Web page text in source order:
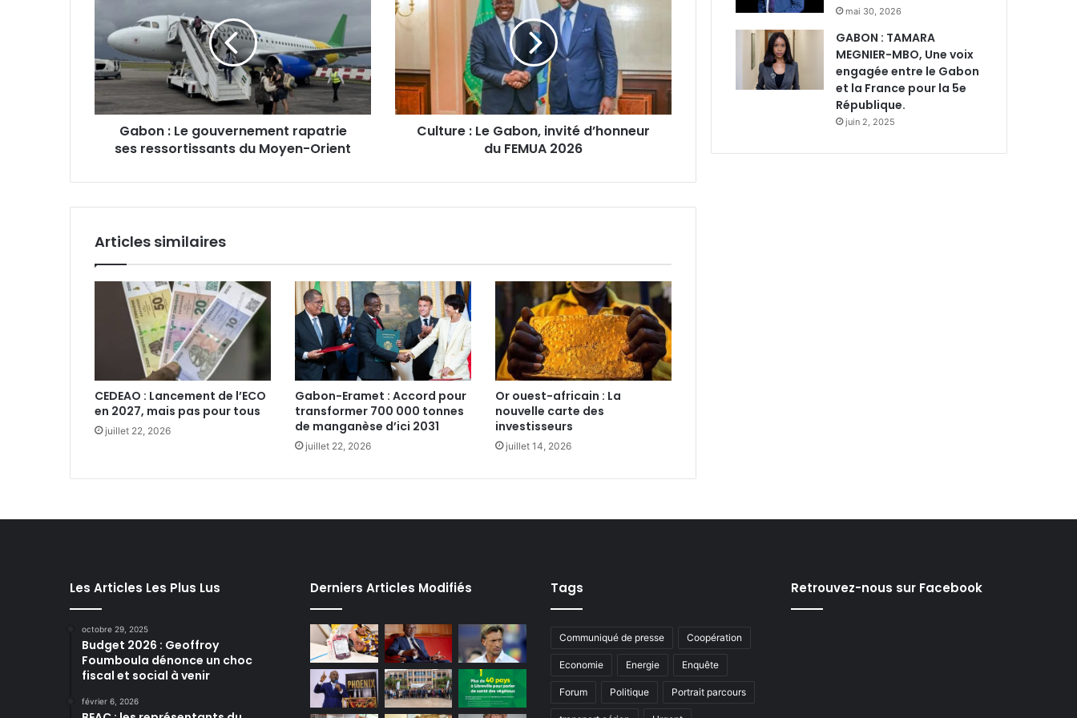
gouvernement
rapatrie
ses
ressortissants
du
Moyen-
OrientGabon : Le gouvernement rapatrie
ses ressortissants du Moyen-Orient
Le
Gabon,
du
FEMUA
2026
Culture : Le Gabon, invité d’honneur
du FEMUA 2026
Articles similaires
CEDEAO : Lancement de l’ECO
en 2027, mais pas pour tous‎
juillet 22, 2026
Gabon-Eramet : Accord pour
transformer 700 000 tonnes
de manganèse d’ici 2031
juillet 22, 2026
Or ouest-africain : La
nouvelle carte des
investisseurs‎
juillet 14, 2026
mai 30, 2026
GABON : TAMARA
MEGNIER-MBO, Une voix
engagée entre le Gabon
et la France pour la 5e
République.
juin 2, 2025
Les Articles Les Plus Lus
octobre 29, 2025
Budget 2026 : Geoffroy
Foumboula dénonce un choc
fiscal et social à venir
février 6, 2026
Derniers Articles Modifiés Tags
Communiqué de presse Coopération
Economie Energie Enquête
Forum Politique Portrait parcours
Retrouvez-nous sur Facebook